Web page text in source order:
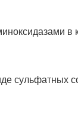
сульфатных